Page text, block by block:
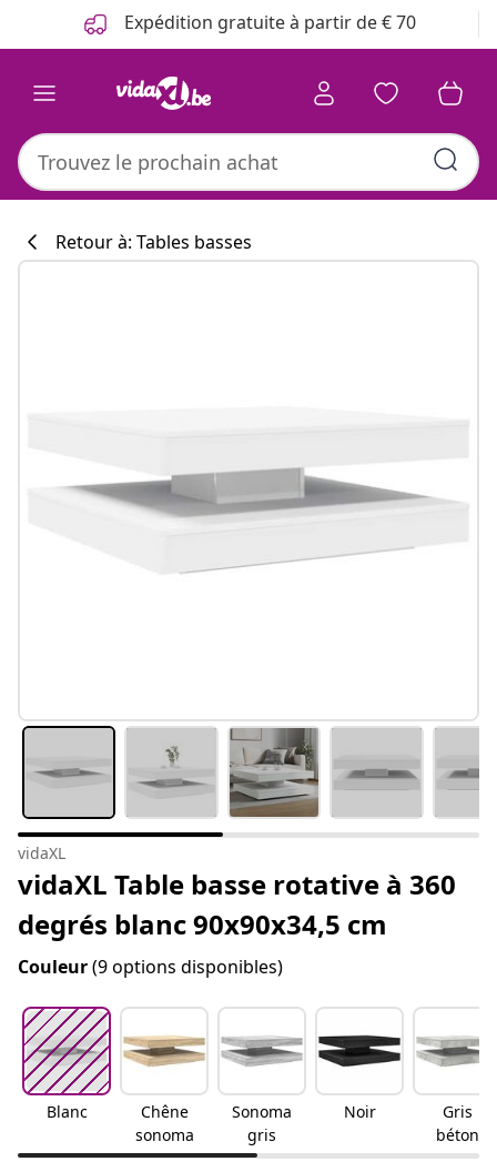
Expédition gratuite à partir de € 70
Retour à: Tables basses
vidaXL
vidaXL Table basse rotative à 360
degrés blanc 90x90x34,5 cm
Couleur(9 options disponibles)
Blanc
Chêne
sonoma
Sonoma
gris
Noir
Gris
béton